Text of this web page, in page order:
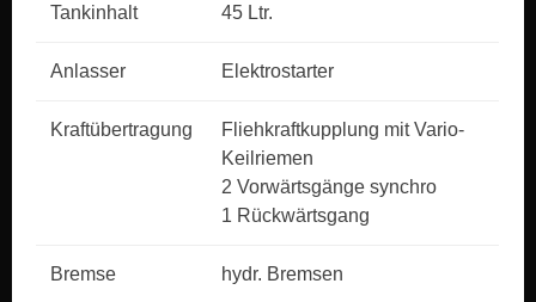
Tankinhalt 45 Ltr.
Anlasser Elektrostarter
Kraftübertragung
Fliehkraftkupplung mit Vario-
Keilriemen
2 Vorwärtsgänge synchro
1 Rückwärtsgang
Bremse hydr. Bremsen